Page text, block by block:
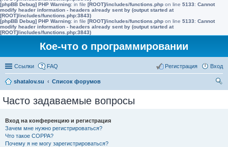
[phpBB Debug] PHP Warning: in file [ROOT]/includes/functions.php on line 5133: Cannot
modify header information - headers already sent by (output started at
[ROOT]/includes/functions.php:3843)
[phpBB Debug] PHP Warning: in file [ROOT]/includes/functions.php on line 5133: Cannot
modify header information - headers already sent by (output started at
[ROOT]/includes/functions.php:3843)
Кое-что о программировании
Ссылки FAQ Вход
Регистрация
shatalov.su
Список форумов
Часто задаваемые вопросы
Вход на конференцию и регистрация
Зачем мне нужно регистрироваться?
Что такое COPPA?
Почему я не могу зарегистрироваться?